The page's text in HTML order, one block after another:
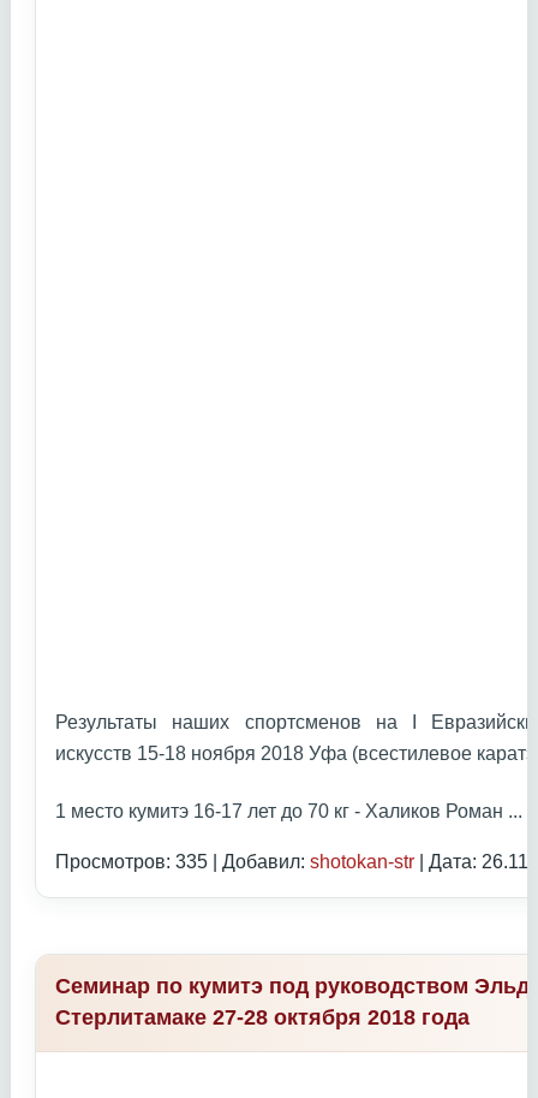
Результаты наших спортсменов на I
искусств 15-18 ноября 2018 Уфа (всестилевое
1 место кумитэ 16-17 лет до 70 кг - Халиков Роман ...
Просмотров: 335 | Добавил: shotokan-str | Дата:
Семинар по кумитэ под руководством
Стерлитамаке 27-28 октября 2018 года